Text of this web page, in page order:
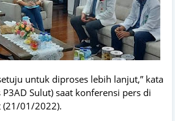
untuk diproses lebih lanjut,” kata
Sulut) saat konferensi pers di
(21/01/2022).